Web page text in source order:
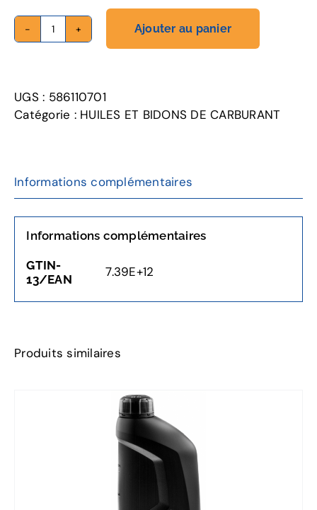
quantité
VERSEUR
BASIQUE
POUR
Ajouter au panier
UGS : 586110701
Catégorie : HUILES ET BIDONS DE CARBURANT
Informations complémentaires
Informations complémentaires
GTIN-
13/EAN
7.39E+12
Produits similaires